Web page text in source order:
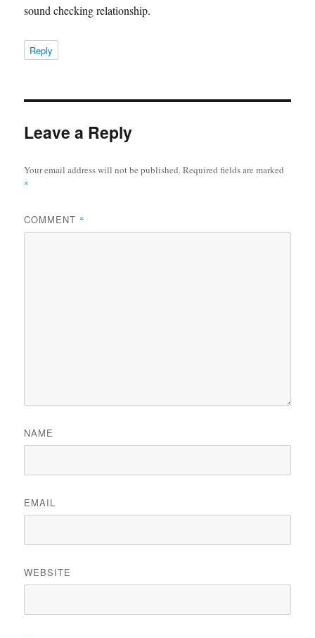
sound checking relationship.
Reply
Leave a Reply
Your email address will not be published.Required fields are marked
*
COMMENT *
NAME
EMAIL
WEBSITE